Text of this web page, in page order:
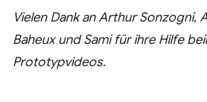
Vielen Dank an Arthur Sonzogni,
Baheux und Sami für ihre Hilfe
Prototypvideos.